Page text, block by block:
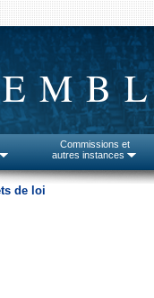
Commissions et
autres instances
de loi